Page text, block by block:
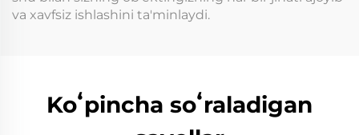
va xavfsiz ishlashini ta'minlaydi.
Koʻpincha soʻraladigan